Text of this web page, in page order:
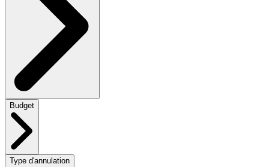
Budget
Type d'annulation